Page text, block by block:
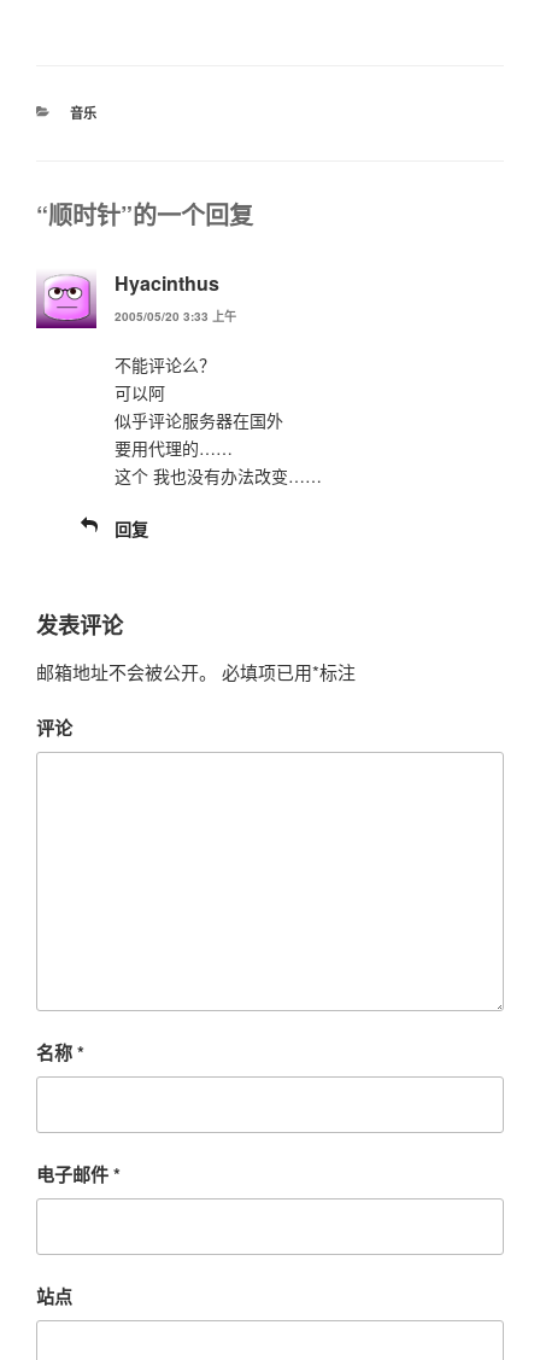
分
音乐
“顺时针”的一个回复
Hyacinthus
2005/05/20 3:33 上午
不能评论么？
可以阿
似乎评论服务器在国外
要用代理的……
这个 我也没有办法改变……
回复
发表评论
邮箱地址不会被公开。 必填项已用*标注
评论
名称*
电子邮件*
站点